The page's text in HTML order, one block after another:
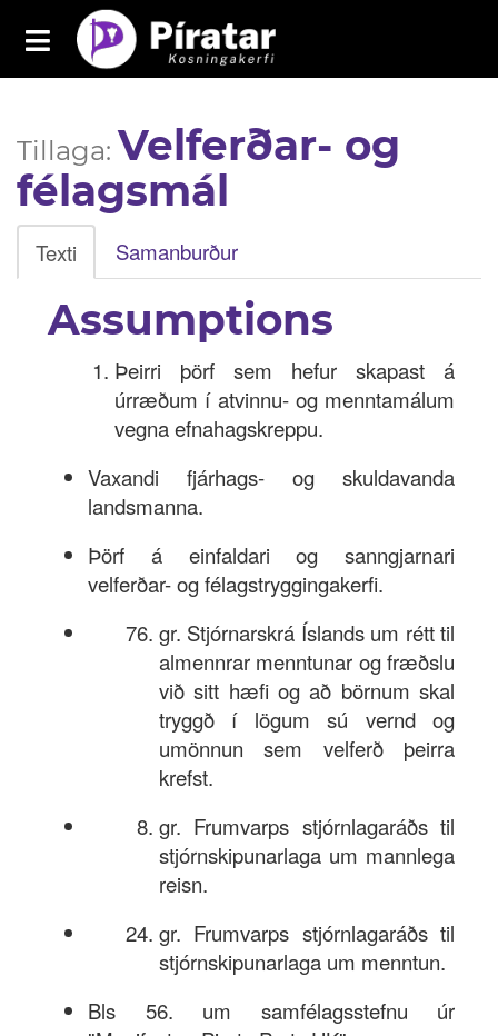
Toggle
navigation
Yfirlit
Mál
Kosningar
Málaflokkar
Samþykktir
Grasrótarinn
Fréttavefur
Aðildarfélög
Innskrá
Nýskrá
Tillaga: Velferðar- og
félagsmál
Texti Samanburður
Assumptions
Þeirri þörf sem hefur skapast á
úrræðum í atvinnu- og menntamálum
vegna efnahagskreppu.
Vaxandi fjárhags- og skuldavanda
landsmanna.
Þörf á einfaldari og sanngjarnari
velferðar- og félagstryggingakerfi.
gr. Stjórnarskrá Íslands um rétt til
almennrar menntunar og fræðslu
við sitt hæfi og að börnum skal
tryggð í lögum sú vernd og
umönnun sem velferð þeirra
krefst.
gr. Frumvarps stjórnlagaráðs til
stjórnskipunarlaga um mannlega
reisn.
gr. Frumvarps stjórnlagaráðs til
stjórnskipunarlaga um menntun.
Bls 56. um samfélagsstefnu úr